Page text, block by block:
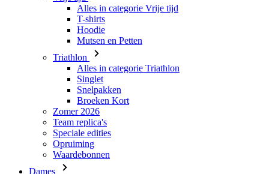
Triathlon
Alles in categorie Triathlon
Singlet
Snelpakken
Broeken Kort
Zomer 2026
Team replica's
Speciale edities
Opruiming
Waardebonnen
Dames
Alles in categorie Dames
Fietsen
Alles in categorie Fietsen